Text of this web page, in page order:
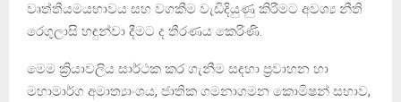
වෘත්තීයමයභාවය සහ වගකීම වැඩිදියුණු කිරීමට අවශ්‍ය නීති
රෙගුලාසි හඳුන්වා දීමට ද තීරණය කෙරිණි.
මෙම ක්‍රියාවලිය සාර්ථක කර ගැනීම සඳහා ප්‍රවාහන හා
මහාමාර්ග අමාත්‍යාංශය, ජාතික ගමනාගමන කොමිෂන් සභාව,